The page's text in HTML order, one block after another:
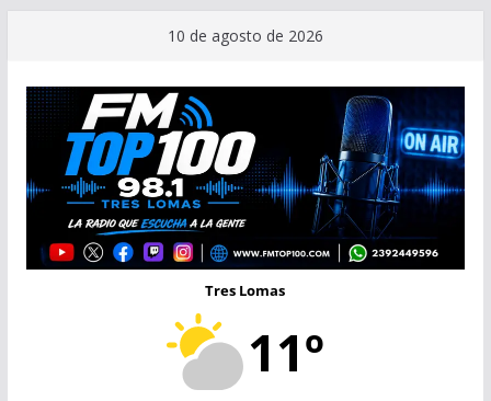
contenido
10 de agosto de 2026
Tres Lomas
11º